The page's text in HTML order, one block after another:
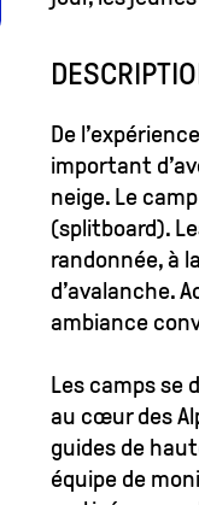
De
important
neige. Le
(splitboard).
randonnée, à
d’avalanche.
ambiance
Les camps se
au cœur des
guides de
équipe de